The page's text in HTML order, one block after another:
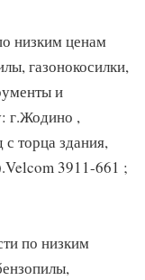
низким ценам
газонокосилки,
и
г.Жодино ,
торца здания,
3911-661 ;
по низким